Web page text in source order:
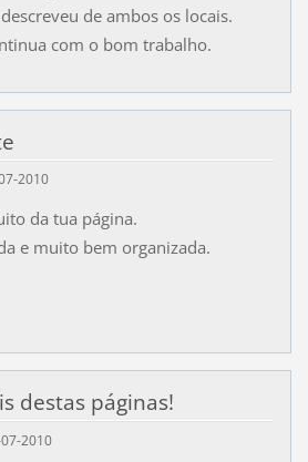
de ambos os locais.
com o bom trabalho.
2010
da tua página.
e muito bem organizada.
destas páginas!
2010